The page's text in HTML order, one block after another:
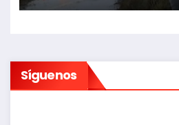
Síguenos